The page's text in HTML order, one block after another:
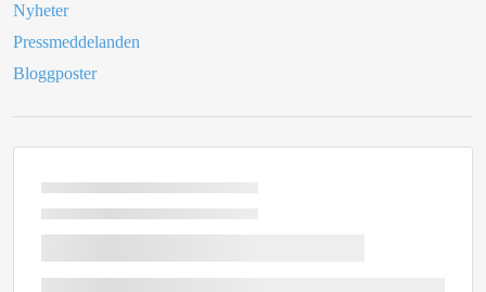
Nyheter
Pressmeddelanden
Bloggposter